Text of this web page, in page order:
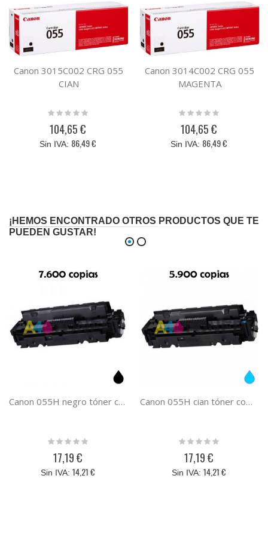
Canon 3015C002 CRG 055
CIAN
Rating:
104,65 €
86,49 €
Canon 3014C002 CRG 055
MAGENTA
Rating:
104,65 €
86,49 €
¡HEMOS ENCONTRADO OTROS PRODUCTOS QUE TE
PUEDEN GUSTAR!
Canon 055H negro tóner compatible 3020C002 055HBK
Rating:
17,19 €
14,21 €
Canon 055H cian tóner compatible 3019C002 055HC
Rating:
17,19 €
14,21 €